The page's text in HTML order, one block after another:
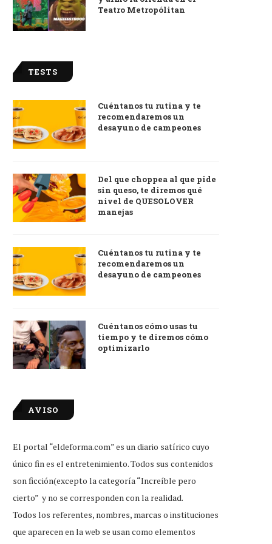
Teatro Metropólitan
TESTS
Cuéntanos tu rutina y te
recomendaremos un
desayuno de campeones
Del que choppea al que pide
sin queso, te diremos qué
nivel de QUESOLOVER
manejas
Cuéntanos tu rutina y te
recomendaremos un
desayuno de campeones
Cuéntanos cómo usas tu
tiempo y te diremos cómo
optimizarlo
AVISO
El portal “eldeforma.com” es un diario satírico cuyo
único fin es el entretenimiento. Todos sus contenidos
son ficción(excepto la categoría “Increíble pero
cierto” y no se corresponden con la realidad.
Todos los referentes, nombres, marcas o instituciones
que aparecen en la web se usan como elementos